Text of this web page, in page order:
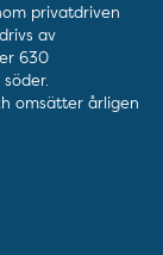
privatdriven
av
630
omsätter årligen